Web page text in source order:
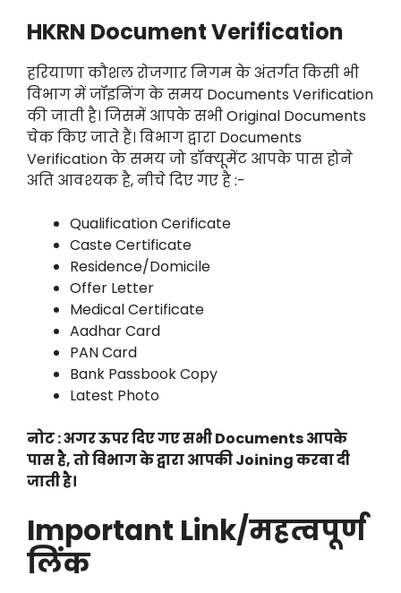
HKRN Document Verification
हरियाणा कौशल रोजगार निगम के अंतर्गत किसी भी
विभाग में जॉइनिंग के समय Documents Verification
की जाती है। जिसमें आपके सभी Original Documents
चेक किए जाते हैं। विभाग द्वारा Documents
Verification के समय जो डॉक्यूमेंट आपके पास होने
अति आवश्यक है, नीचे दिए गए है :-
Qualification Cerificate
Caste Certificate
Residence/Domicile
Offer Letter
Medical Certificate
Aadhar Card
PAN Card
Bank Passbook Copy
Latest Photo
नोट : अगर ऊपर दिए गए सभी Documents आपके
पास है, तो विभाग के द्वारा आपकी Joining करवा दी
जाती है।
Important Link/महत्वपूर्ण
लिंक